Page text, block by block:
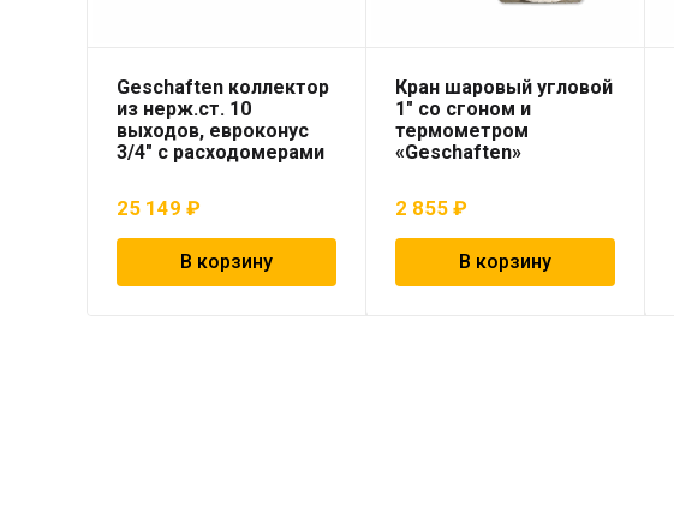
Geschaften коллектор
из нерж.ст. 10
выходов, евроконус
3/4″ с расходомерами
25 149 ₽
В корзину
Кран шаровый угловой
1″ со сгоном и
термометром
«Geschaften»
2 855₽
В корзину